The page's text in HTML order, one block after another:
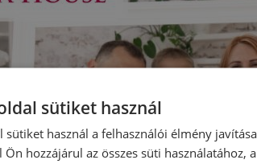
sütiket használ
sütiket használ a felhasználói élmény
Ön hozzájárul az összes süti használatához, a